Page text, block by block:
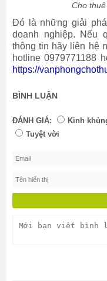
Cho
Đó là những giải
doanh nghiệp. Nếu
thông tin hãy liên hệ
hotline 0979771188
https://
BÌNH LUẬN
ĐÁNH GIÁ: Kinh
Tuyệt vời